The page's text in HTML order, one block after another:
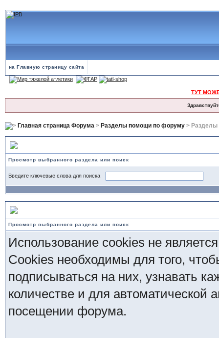
на Главную страницу сайта
ТУТ
Главная страница Форума> Разделы помощи по форуму> Разделы
Просмотр выбранного раздела или поиск
Введите ключевые слова для поиска
Просмотр выбранного раздела или поиск
Использование cookies не
Cookies необходимы для того,
подписываться на них, узнавать
количестве и для
посещении форума.